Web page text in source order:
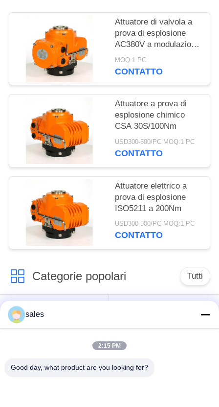
网
MAPPA
DEL
SITO
PRIVACY
POLICY
Attuatore di valvola a
prova di esplosione
AC380V a modulazione
di 50 Nm
MOQ:1 PC
CONTATTO
Attuatore a prova di
esplosione chimico
CSA 30S/100Nm
USD300-500/PC MOQ:1 PC
CONTATTO
Attuatore elettrico a
prova di esplosione
ISO5211 a 200Nm
USD300-500/PC MOQ:1 PC
CONTATTO
Categorie popolari Tutti
Attuatore a quarto
turno
Attuatore elettrico
sales
2:15 PM
Good day, what product are you looking for?